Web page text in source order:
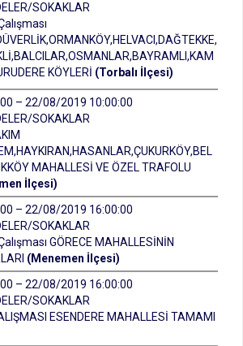
SOKAKLAR
KÖYLERİ (Torbalı İlçesi)
– 22/08/2019 10:00:00
SOKAKLAR
MAHALLESİ VE ÖZEL TRAFOLU
İlçesi)
– 22/08/2019 16:00:00
SOKAKLAR
GÖRECE MAHALLESİNİN
(Menemen İlçesi)
– 22/08/2019 16:00:00
SOKAKLAR
ESENDERE MAHALLESİ TAMAMI